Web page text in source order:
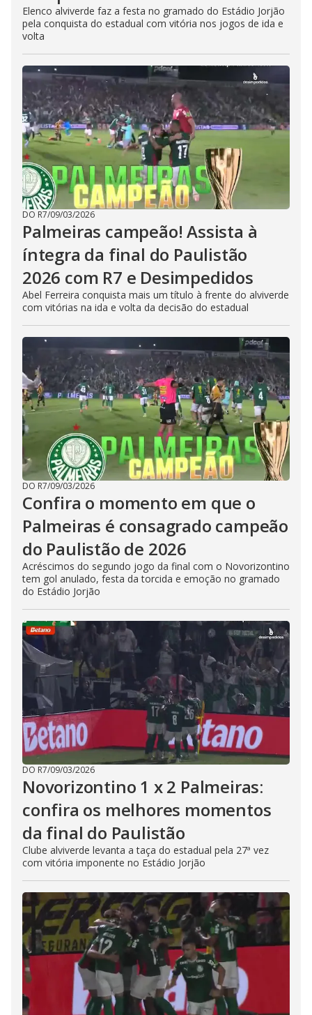
Elenco alviverde faz a festa no gramado do Estádio Jorjão
pela conquista do estadual com vitória nos jogos de ida e
volta
DO R7/09/03/2026
Palmeiras campeão! Assista à
íntegra da final do Paulistão
2026 com R7 e Desimpedidos
Abel Ferreira conquista mais um título à frente do alviverde
com vitórias na ida e volta da decisão do estadual
DO R7/09/03/2026
Confira o momento em que o
Palmeiras é consagrado campeão
do Paulistão de 2026
Acréscimos do segundo jogo da final com o Novorizontino
tem gol anulado, festa da torcida e emoção no gramado
do Estádio Jorjão
DO R7/09/03/2026
Novorizontino 1 x 2 Palmeiras:
confira os melhores momentos
da final do Paulistão
Clube alviverde levanta a taça do estadual pela 27ª vez
com vitória imponente no Estádio Jorjão